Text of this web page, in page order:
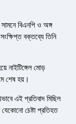
সামনে বিএনপি ও অঙ্গ
বক্তব্যে তিনি
নাইটিঙ্গেল মোড়
শেষ হয়।
এই প্রতিবাদ মিছিল
চেষ্টা প্রতিহত